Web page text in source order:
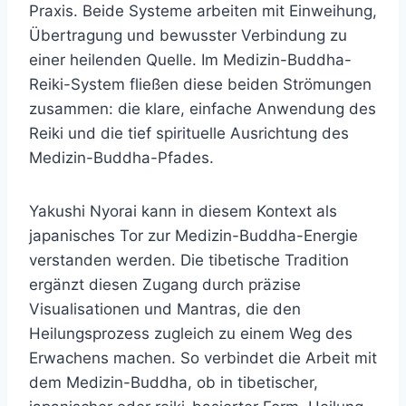
Praxis. Beide Systeme arbeiten mit Einweihung,
Übertragung und bewusster Verbindung zu
einer heilenden Quelle. Im Medizin-Buddha-
Reiki-System fließen diese beiden Strömungen
zusammen: die klare, einfache Anwendung des
Reiki und die tief spirituelle Ausrichtung des
Medizin-Buddha-Pfades.
Yakushi Nyorai kann in diesem Kontext als
japanisches Tor zur Medizin-Buddha-Energie
verstanden werden. Die tibetische Tradition
ergänzt diesen Zugang durch präzise
Visualisationen und Mantras, die den
Heilungsprozess zugleich zu einem Weg des
Erwachens machen. So verbindet die Arbeit mit
dem Medizin-Buddha, ob in tibetischer,